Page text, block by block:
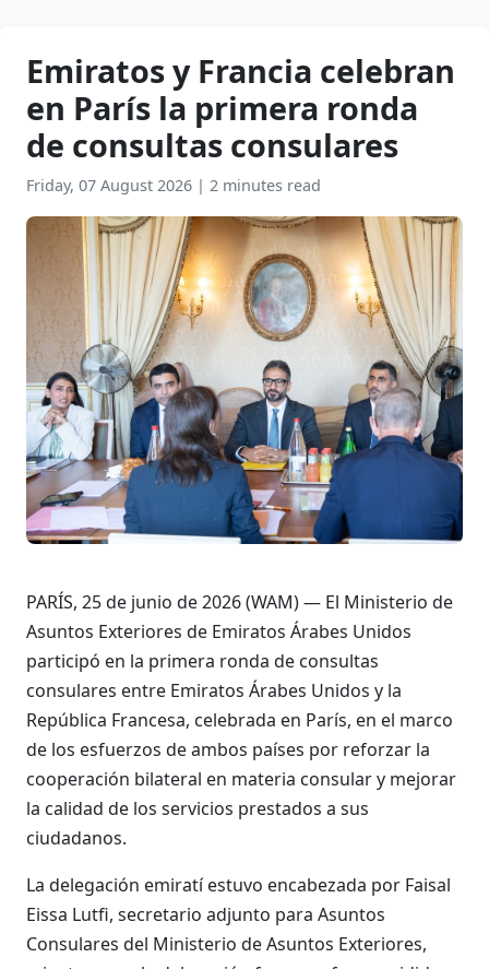
Emiratos y Francia celebran
en París la primera ronda
de consultas consulares
Friday, 07 August 2026 | 2 minutes read
PARÍS, 25 de junio de 2026 (WAM) — El Ministerio de
Asuntos Exteriores de Emiratos Árabes Unidos
participó en la primera ronda de consultas
consulares entre Emiratos Árabes Unidos y la
República Francesa, celebrada en París, en el marco
de los esfuerzos de ambos países por reforzar la
cooperación bilateral en materia consular y mejorar
la calidad de los servicios prestados a sus
ciudadanos.
La delegación emiratí estuvo encabezada por Faisal
Eissa Lutfi, secretario adjunto para Asuntos
Consulares del Ministerio de Asuntos Exteriores,